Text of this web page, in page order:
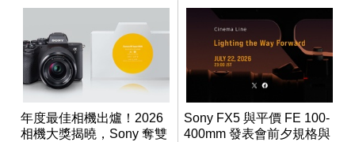
年度最佳相機出爐！2026
相機大獎揭曉，Sony 奪雙
Sony FX5 與平價 FE 100-
400mm 發表會前夕規格與